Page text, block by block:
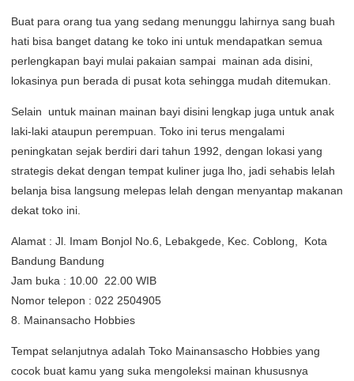
Buat para orang tua yang sedang menunggu lahirnya sang buah
hati bisa banget datang ke toko ini untuk mendapatkan semua
perlengkapan bayi mulai pakaian sampai mainan ada disini,
lokasinya pun berada di pusat kota sehingga mudah ditemukan.
Selain untuk mainan mainan bayi disini lengkap juga untuk anak
laki-laki ataupun perempuan. Toko ini terus mengalami
peningkatan sejak berdiri dari tahun 1992, dengan lokasi yang
strategis dekat dengan tempat kuliner juga lho, jadi sehabis lelah
belanja bisa langsung melepas lelah dengan menyantap makanan
dekat toko ini.
Alamat : Jl. Imam Bonjol No.6, Lebakgede, Kec. Coblong, Kota
Bandung Bandung
Jam buka : 10.00  22.00 WIB
Nomor telepon : 022 2504905
8. Mainansacho Hobbies
Tempat selanjutnya adalah Toko Mainansascho Hobbies yang
cocok buat kamu yang suka mengoleksi mainan khususnya